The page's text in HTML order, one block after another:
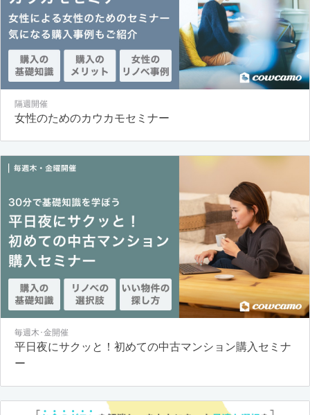
隔週開催
女性のためのカウカモセミナー
毎週木･金開催
平日夜にサクッと！初めての中古マンション購入セミナ
ー